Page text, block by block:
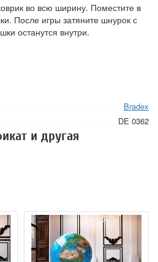
во всю ширину. Поместите в
После игры затяните шнурок с
останутся внутри.
Bradex
DE 0362
и другая